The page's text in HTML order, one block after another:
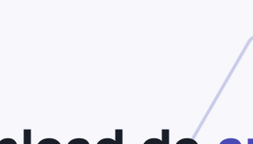
of 'vingino-
nl.top'